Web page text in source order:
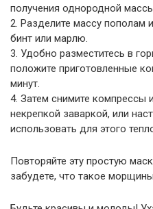
получения однородной
2. Разделите массу пополам
бинт или марлю.
3. Удобно разместитесь в
положите приготовленные
минут.
4. Затем снимите компрессы
некрепкой заваркой, или
использовать для этого
Повторяйте эту простую
забудете, что такое морщины